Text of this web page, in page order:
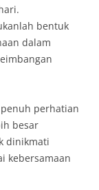
bentuk
dalam
perhatian
besar
dinikmati
kebersamaan